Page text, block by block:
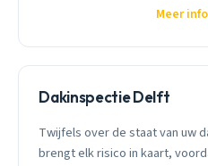
Meer
Dakinspectie Delft
Twijfels over de staat van uw
brengt elk risico in kaart,